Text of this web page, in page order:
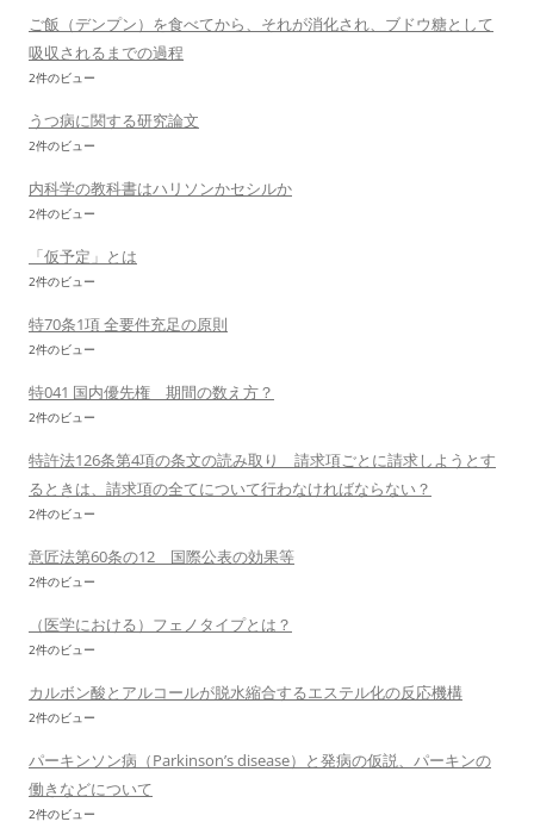
ご飯（デンプン）を食べてから、それが消化され、ブドウ糖として
吸収されるまでの過程
2件のビュー
うつ病に関する研究論文
2件のビュー
内科学の教科書はハリソンかセシルか
2件のビュー
「仮予定」とは
2件のビュー
特70条1項 全要件充足の原則
2件のビュー
特041 国内優先権 期間の数え方？
2件のビュー
特許法126条第4項の条文の読み取り 請求項ごとに請求しようとす
るときは、請求項の全てについて行わなければならない？
2件のビュー
意匠法第60条の12 国際公表の効果等
2件のビュー
（医学における）フェノタイプとは？
2件のビュー
カルボン酸とアルコールが脱水縮合するエステル化の反応機構
2件のビュー
パーキンソン病（Parkinson’s disease）と発病の仮説、パーキンの
働きなどについて
2件のビュー